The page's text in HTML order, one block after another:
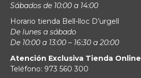
Sábados de 10:00 a 14:00
Horario tienda Bell-lloc D’urgell
De lunes a sábado
De 10:00 a 13:00 – 16:30 a 20:00
Atención Exclusiva Tienda Online
Teléfono: 973 560 300